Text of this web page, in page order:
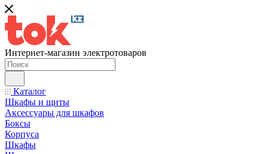
Интернет-магазин электротоваров
Каталог
Шкафы и щиты
Аксессуары для шкафов
Боксы
Корпуса
Шкафы